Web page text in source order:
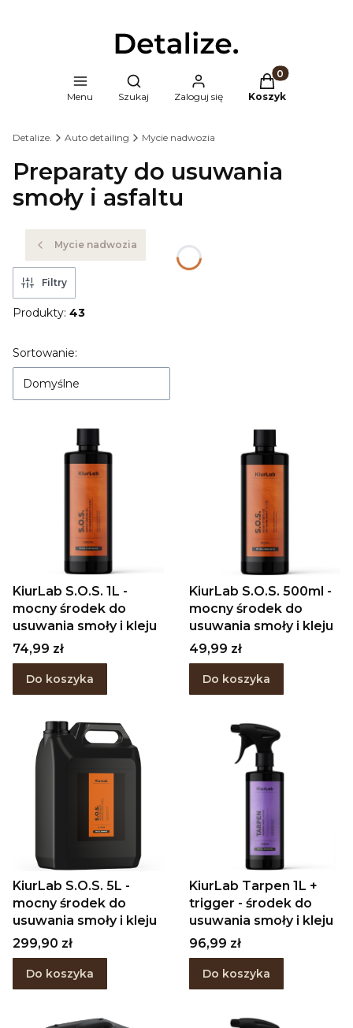
Menu
Otwórz wyszukiwarkę
Szukaj Zaloguj się
Produkty w
Koszyk
Detalize. Auto detailing Mycie nadwozia
Preparaty do usuwania
smoły i asfaltu
Mycie nadwozia
Filtry
Produkty: 43
Lista produktów
Sortowanie:
Domyślne
KiurLab S.O.S. 1L -
mocny środek do
usuwania smoły i kleju
Cena
74,99 zł
Do koszyka
KiurLab S.O.S. 500ml -
mocny środek do
usuwania smoły i kleju
Cena
49,99 zł
Do koszyka
KiurLab S.O.S. 5L -
mocny środek do
usuwania smoły i kleju
Cena
299,90 zł
Do koszyka
KiurLab Tarpen 1L +
trigger - środek do
usuwania smoły i kleju
Cena
96,99 zł
Do koszyka